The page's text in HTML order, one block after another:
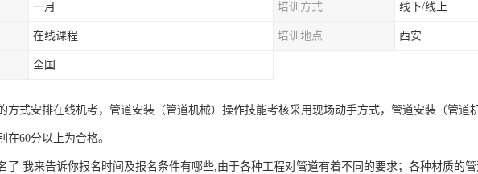
一月 培训方式 线下/线上
在线课程 培训地点 西安
全国
方式安排在线机考，管道安装（管道机械）操作技能考核采用现场动手方式，管道安装（管道
在60分以上为合格。
了 我来告诉你报名时间及报名条件有哪些,由于各种工程对管道有着不同的要求；各种材质的